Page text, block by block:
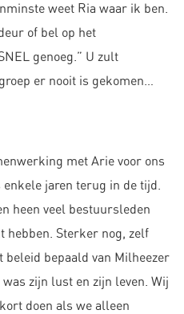
weet Ria waar ik ben.
of bel op het
genoeg.” U zult
er nooit is gekomen…
met Arie voor ons
jaren terug in de tijd.
heen veel bestuursleden
hebben. Sterker nog, zelf
beleid bepaald van Milheezer
zijn lust en zijn leven. Wij
doen als we alleen